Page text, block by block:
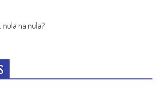
nula na nula?